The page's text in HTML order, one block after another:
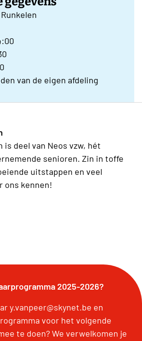
van de eigen afdeling
is deel van Neos vzw, hét
senioren. Zin in toffe
uitstappen en veel
ons kennen!
2025-2026?
y.vanpeer@skynet.be en
voor het volgende
te doen? We verwelkomen je